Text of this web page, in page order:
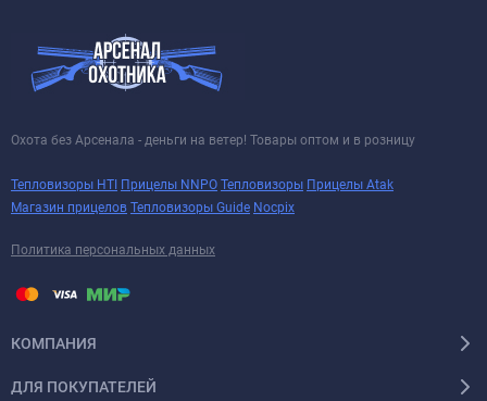
Охота без Арсенала - деньги на ветер! Товары оптом и в розницу
Тепловизоры HTI Прицелы NNPO Тепловизоры Прицелы Atak
Магазин прицелов Тепловизоры Guide Nocpix
Политика персональных данных
КОМПАНИЯ
ДЛЯ ПОКУПАТЕЛЕЙ